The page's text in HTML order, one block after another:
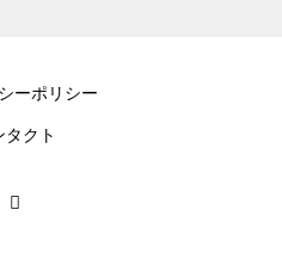
ーポリシー
タクト